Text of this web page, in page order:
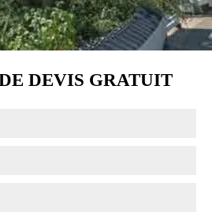
DEVIS GRATUIT